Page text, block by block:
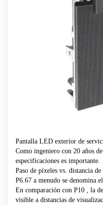
Pantalla LED exterior de
Como ingeniero con 20 años
especificaciones es importante.
Paso de píxeles vs. distancia
P6.67 a menudo se denomina
En comparación con P10 , la
visible a distancias de